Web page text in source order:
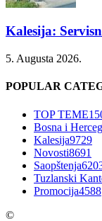
Kalesija:
5. Augusta 2026.
POPULAR
TOP TEME
Bosna i
Kalesija9729
Novosti8691
Saopštenja
Tuzlanski
Promocija4588
©